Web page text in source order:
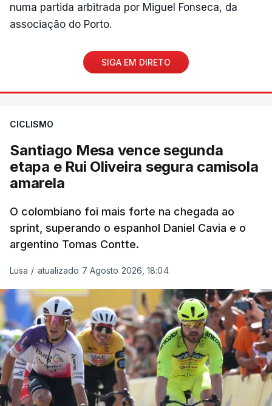
numa partida arbitrada por Miguel Fonseca, da
associação do Porto.
SIGA EM DIRETO
CICLISMO
Santiago Mesa vence segunda
etapa e Rui Oliveira segura camisola
amarela
O colombiano foi mais forte na chegada ao
sprint, superando o espanhol Daniel Cavia e o
argentino Tomas Contte.
Lusa / atualizado 7 Agosto 2026, 18:04